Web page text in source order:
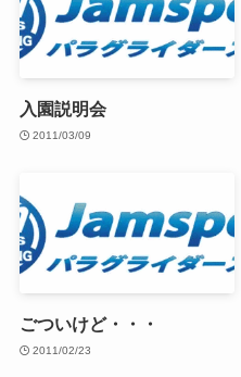
入園説明会
2011/03/09
ごついけど・・・
2011/02/23